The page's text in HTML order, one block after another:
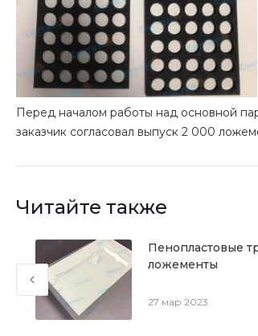
Перед началом работы над основной
заказчик согласовал выпуск 2 000
Читайте также
Пенопластовые
ложементы
27 мар 2023